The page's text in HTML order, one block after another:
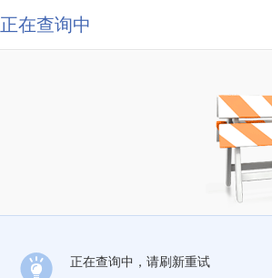
正在查询中
正在查询中，请刷新重试